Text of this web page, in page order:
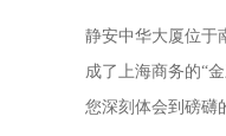
静安中华大厦位于
成了上海商务的“
您深刻体会到磅礴